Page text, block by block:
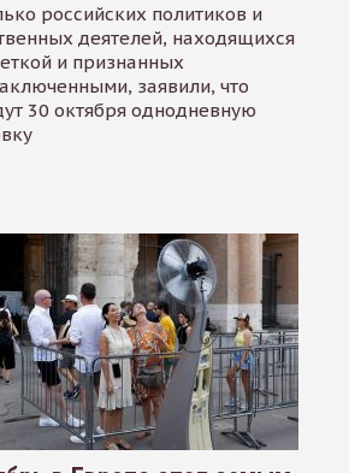
российских политиков и
деятелей, находящихся
и признанных
заявили, что
30 октября однодневную